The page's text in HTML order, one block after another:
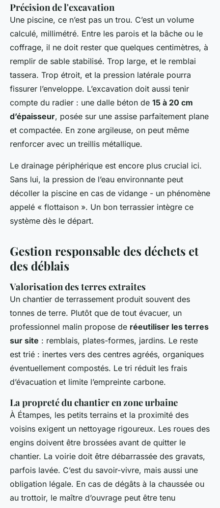
Précision de l'excavation
Une piscine, ce n’est pas un trou. C’est un volume
calculé, millimétré. Entre les parois et la bâche ou le
coffrage, il ne doit rester que quelques centimètres, à
remplir de sable stabilisé. Trop large, et le remblai
tassera. Trop étroit, et la pression latérale pourra
fissurer l’enveloppe. L’excavation doit aussi tenir
compte du radier : une dalle béton de 15 à 20 cm
d’épaisseur, posée sur une assise parfaitement plane
et compactée. En zone argileuse, on peut même
renforcer avec un treillis métallique.
Le drainage périphérique est encore plus crucial ici.
Sans lui, la pression de l’eau environnante peut
décoller la piscine en cas de vidange - un phénomène
appelé « flottaison ». Un bon terrassier intègre ce
système dès le départ.
Gestion responsable des déchets et
des déblais
Valorisation des terres extraites
Un chantier de terrassement produit souvent des
tonnes de terre. Plutôt que de tout évacuer, un
professionnel malin propose de réeutiliser les terres
sur site : remblais, plates-formes, jardins. Le reste
est trié : inertes vers des centres agréés, organiques
éventuellement compostés. Le tri réduit les frais
d’évacuation et limite l’empreinte carbone.
La propreté du chantier en zone urbaine
À Étampes, les petits terrains et la proximité des
voisins exigent un nettoyage rigoureux. Les roues des
engins doivent être brossées avant de quitter le
chantier. La voirie doit être débarrassée des gravats,
parfois lavée. C’est du savoir-vivre, mais aussi une
obligation légale. En cas de dégâts à la chaussée ou
au trottoir, le maître d’ouvrage peut être tenu